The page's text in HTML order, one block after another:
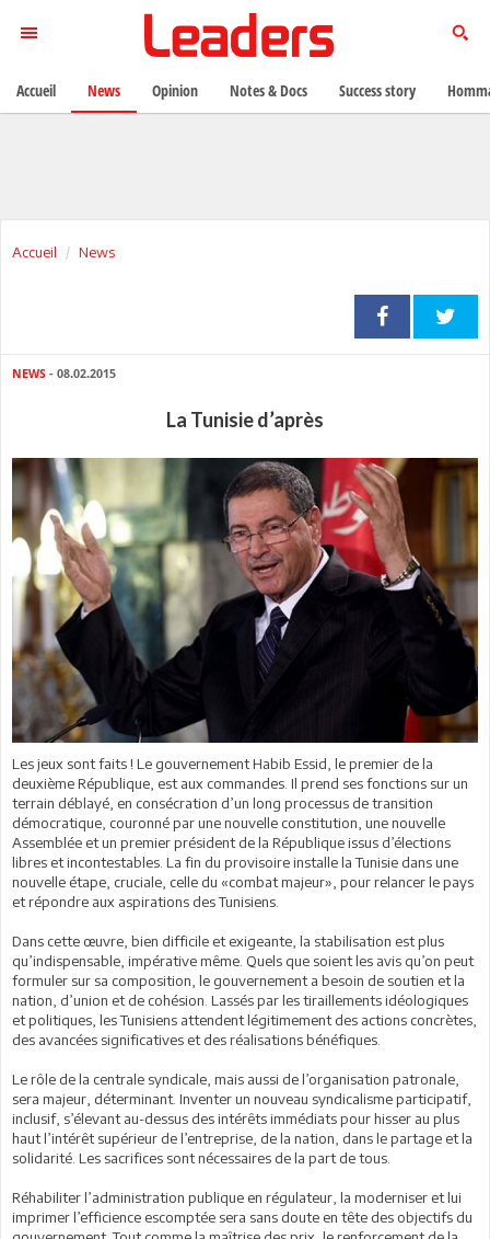
Accueil News
NEWS - 08.02.2015
La Tunisie d’après
Les jeux sont faits ! Le gouvernement Habib Essid, le premier de la
deuxième République, est aux commandes. Il prend ses fonctions sur un
terrain déblayé, en consécration d’un long processus de transition
démocratique, couronné par une nouvelle constitution, une nouvelle
Assemblée et un premier président de la République issus d’élections
libres et incontestables. La fin du provisoire installe la Tunisie dans une
nouvelle étape, cruciale, celle du «combat majeur», pour relancer le pays
et répondre aux aspirations des Tunisiens.
Dans cette œuvre, bien difficile et exigeante, la stabilisation est plus
qu’indispensable, impérative même. Quels que soient les avis qu’on peut
formuler sur sa composition, le gouvernement a besoin de soutien et la
nation, d’union et de cohésion. Lassés par les tiraillements idéologiques
et politiques, les Tunisiens attendent légitimement des actions concrètes,
des avancées significatives et des réalisations bénéfiques.
Le rôle de la centrale syndicale, mais aussi de l’organisation patronale,
sera majeur, déterminant. Inventer un nouveau syndicalisme participatif,
inclusif, s’élevant au-dessus des intérêts immédiats pour hisser au plus
haut l’intérêt supérieur de l’entreprise, de la nation, dans le partage et la
solidarité. Les sacrifices sont nécessaires de la part de tous.
Réhabiliter l’administration publique en régulateur, la moderniser et lui
imprimer l’efficience escomptée sera sans doute en tête des objectifs du
Accueil News Opinion Notes & Docs Success story